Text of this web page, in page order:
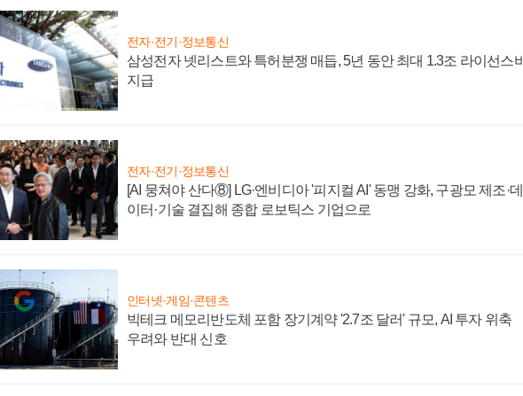
전자·전기·정보통신
삼성전자 넷리스트와 특허분쟁 매듭, 5년 동안 최대 1.3조 라이선스비
지급
전자·전기·정보통신
[AI 뭉쳐야 산다⑧] LG·엔비디아 '피지컬 AI' 동맹 강화, 구광모 제조·데
이터·기술 결집해 종합 로보틱스 기업으로
인터넷·게임·콘텐츠
빅테크 메모리반도체 포함 장기계약 '2.7조 달러' 규모, AI 투자 위축
우려와 반대 신호